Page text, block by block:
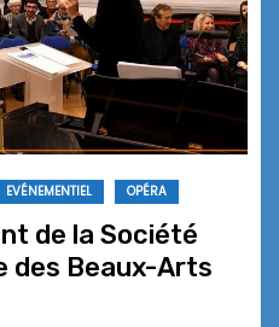
EVÉNEMENTIEL OPÉRA
de la Société
des Beaux-Arts